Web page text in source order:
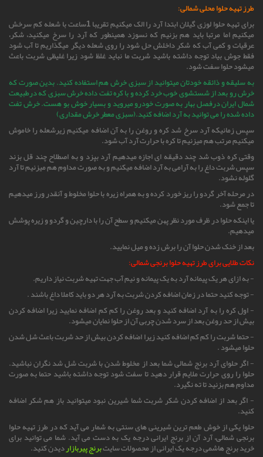
طرز تهیه حلوا محلی شمالی:
برای تهیه حلوا لوزی گیلان ابتدا آرد را الک میکنیم تقریبا 1ساعت با شعله کم سرخش
میکنیم اما مرتبا باید هم بزنیم که نسوزد همینطور که آرد را سرخ میکنید، شکر،
عرقیات و کمی آب که شکر داخلش حل شود را روی شعله دیگر میگذاریم تا آب شود
فقط جوش بیاد توجه داشته باشید شربت ما نباید غلظ شود زیرا غلیظی شربت باعث
میشود حلوا سفت شود.
به سلیقه و ذائقه خودتان میتوانید از سبزی خرش هم استفاده کنید. بدین صورت که
خرش رو بعد از شستشوی خوب خرد کرده و با کره تفت داده خرش سبزی که درطبیعت
شمال ایران درفصل بهار به صورت خودرو میروید و بسیار خوش بو هست. خرش تفت
داده شده را می توانید به آرد اضافه کنید.(سبزی معطر خرش مقداری)
سپس زمانیکه آرد سرخ شد کره و روغن را به آن اضافه میکنیم زیرشعله را خاموش
میکنیم مرتب هم میزنیم تا کره با حرارت آرد آب شود.
وقتی کره ذوب شد چند دقیقه ای اجازه میدهیم آرد بپزد و به اصطلاح چند قل بزند
سپس شربت داغ را به آرامی به آرد اضافه میکنیم و به صورت مداوم هم میزنیم تا آرد
گلوله نشود.
در مرحله آخر گردو را ریز خورد کرده و به همراه زیره با حلوا مخلوط و آنقدر ورز میدهیم
تا جمع شود.
یا اینکه حلوا در ظرف مورد نظر پهن میکنیم و سطح آن را با دارچین و گردو و زیره پوشش
میدهیم.
بعد از خنک شدن حلوا آن را برش زده و میل نمایید.
نکات طلایی برای طرز تهیه حلوا برنجی شمالی:
- به ازای هر یک پیمانه آرد به یک پیمانه و نیم آب جهت تهیه شربت نیاز داریم.
- توجه کنید حتما در زمان اضافه کردن شربت به آرد هر دو باید کاملا داغ باشند .
- اول کره را به آرد اضافه کنید و بعد روغن را کم کم اضافه نمایید زیرا اضافه کردن
بیش از حد روغن بعد از سرد شدن چربی آن از حلوا نمایان میشود.
- حتما شربت را کم کم اضافه کنید زیرا اضافه کردن بیش از حد شربت باعث شل شدن
حلوا میشود .
- اگر حلوای آرد برنج شمالی شما بعد از مخلوط شدن با شربت شل شد نگران نباشید.
حلوا را روی حرارت ملایم قرار دهید تا سفت شود توجه داشته باشید حتما به صورت
مداوم هم بزنید تا ته نگیرد.
- اگر بعد از اضافه کردن شکر شربت شما شیرین نبود میتوانید باز هم شکر اضافه
کنید.
حلوا یکی از خوش طعم ترین شیرینی های سنتی به شمار می آید که در طرز تهیه حلوا
برنجی شمالی، آرد آن از برنج ایرانی درجه یک به دست می آید. شما می توانید برای
خرید برنج هاشمی درجه یک ایرانی از محصولات سایتبرنج پیربازاردیدن کنید.